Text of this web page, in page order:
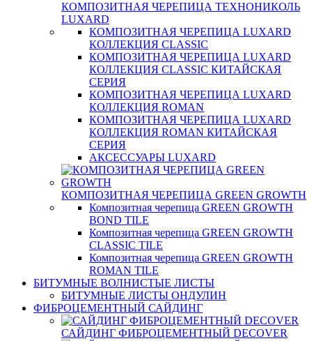
КОМПОЗИТНАЯ ЧЕРЕПИЦА ТЕХНОНИКОЛЬ
LUXARD
КОМПОЗИТНАЯ ЧЕРЕПИЦА LUXARD
КОЛЛЕКЦИЯ CLASSIC
КОМПОЗИТНАЯ ЧЕРЕПИЦА LUXARD
КОЛЛЕКЦИЯ CLASSIC КИТАЙСКАЯ
СЕРИЯ
КОМПОЗИТНАЯ ЧЕРЕПИЦА LUXARD
КОЛЛЕКЦИЯ ROMAN
КОМПОЗИТНАЯ ЧЕРЕПИЦА LUXARD
КОЛЛЕКЦИЯ ROMAN КИТАЙСКАЯ
СЕРИЯ
АКСЕССУАРЫ LUXARD
КОМПОЗИТНАЯ ЧЕРЕПИЦА GREEN GROWTH
Композитная черепица GREEN GROWTH
BOND TILE
Композитная черепица GREEN GROWTH
CLASSIC TILE
Композитная черепица GREEN GROWTH
ROMAN TILE
БИТУМНЫЕ ВОЛНИСТЫЕ ЛИСТЫ
БИТУМНЫЕ ЛИСТЫ ОНДУЛИН
ФИБРОЦЕМЕНТНЫЙ САЙДИНГ
САЙДИНГ ФИБРОЦЕМЕНТНЫЙ DECOVER